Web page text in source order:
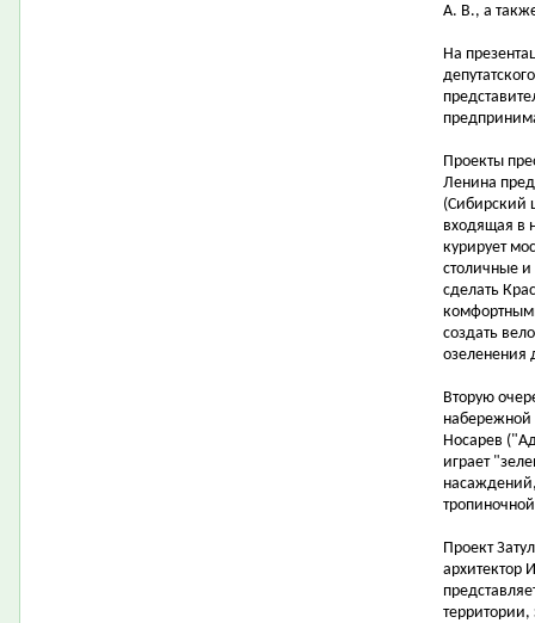
А. В., а
На
Проекты
Ленина
(Сибирский
входящая в
курирует
столичные
сделать
создать
озеленения
Вторую
набережной
Носарев
играет
Проект
архитектор